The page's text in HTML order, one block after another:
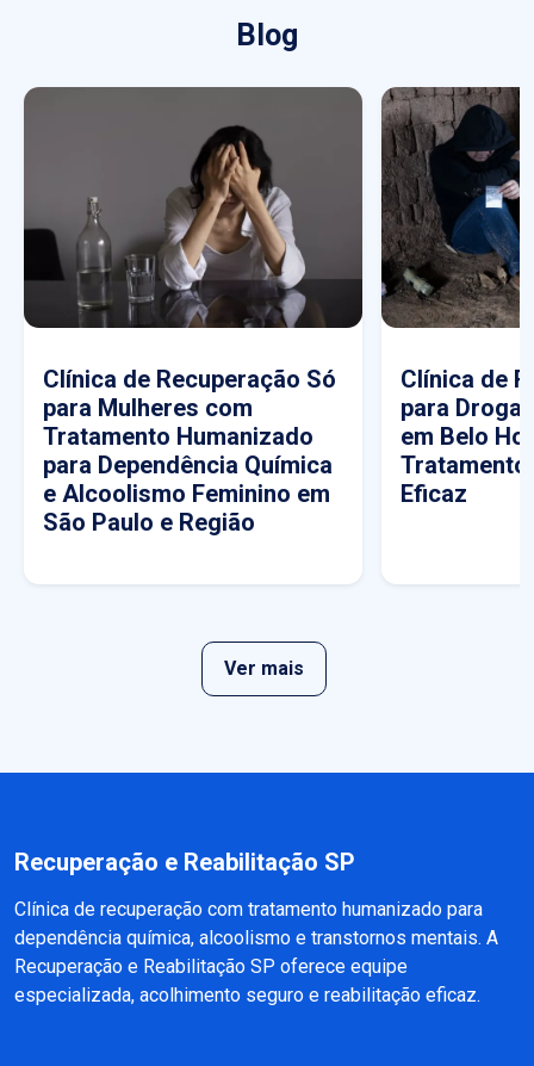
Blog
Clínica de Recuperação Só
para Mulheres com
Tratamento Humanizado
para Dependência Química
e Alcoolismo Feminino em
São Paulo e Região
Clínica de
para
em Belo
Tratamento
Eficaz
Ver mais
Recuperação e Reabilitação SP
Clínica de recuperação com tratamento humanizado para
dependência química, alcoolismo e transtornos mentais. A
Recuperação e Reabilitação SP oferece equipe
especializada, acolhimento seguro e reabilitação eficaz.